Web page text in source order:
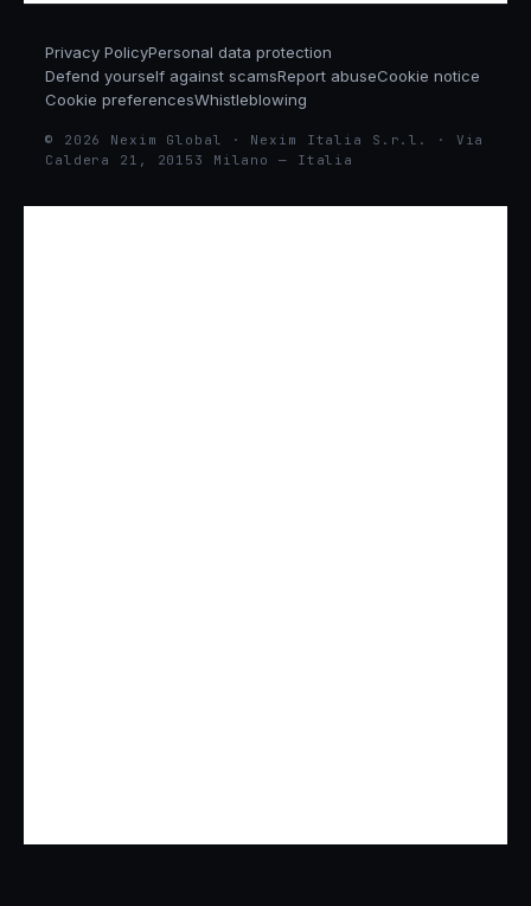
Privacy PolicyPersonal data protection
Defend yourself against scamsReport abuseCookie notice
Cookie preferencesWhistleblowing
© 2026 Nexim Global · Nexim Italia S.r.l. · Via
Caldera 21, 20153 Milano — Italia